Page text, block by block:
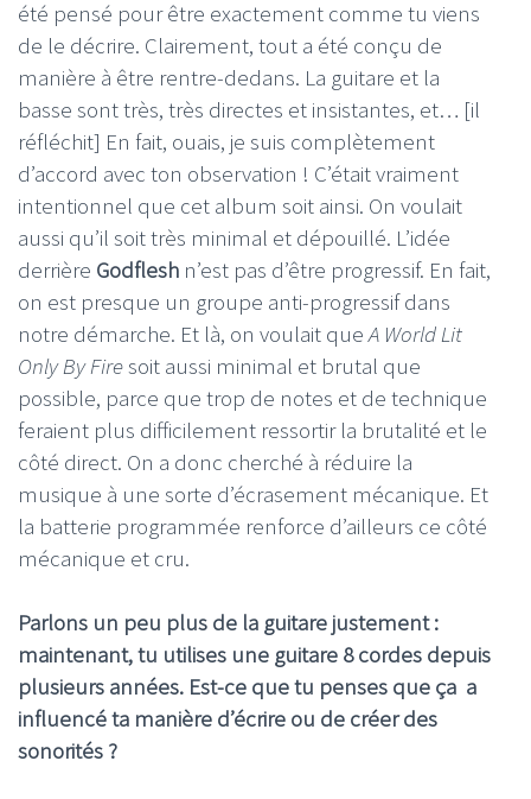
été pensé pour être exactement comme tu viens
de le décrire. Clairement, tout a été conçu de
manière à être rentre-dedans. La guitare et la
basse sont très, très directes et insistantes, et… [il
réfléchit] En fait, ouais, je suis complètement
d’accord avec ton observation ! C’était vraiment
intentionnel que cet album soit ainsi. On voulait
aussi qu’il soit très minimal et dépouillé. L’idée
derrière Godflesh n’est pas d’être progressif. En fait,
on est presque un groupe anti-progressif dans
notre démarche. Et là, on voulait queA World Lit
Only By Firesoit aussi minimal et brutal que
possible, parce que trop de notes et de technique
feraient plus difficilement ressortir la brutalité et le
côté direct. On a donc cherché à réduire la
musique à une sorte d’écrasement mécanique. Et
la batterie programmée renforce d’ailleurs ce côté
mécanique et cru.
Parlons un peu plus de la guitare justement :
maintenant, tu utilises une guitare 8 cordes depuis
plusieurs années. Est-ce que tu penses que ça a
influencé ta manière d’écrire ou de créer des
sonorités ?